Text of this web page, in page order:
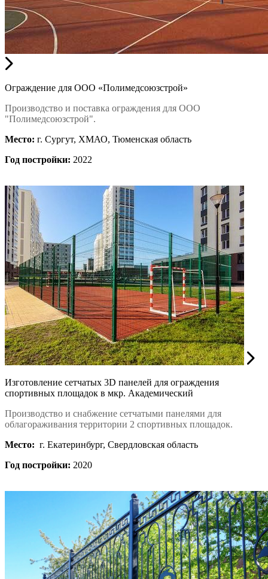
Ограждение для ООО «Полимедсоюзстрой»
Производство и поставка ограждения для ООО
"Полимедсоюзстрой".
Место: г. Сургут, ХМАО, Тюменская область
Год постройки: 2022
Изготовление сетчатых 3D панелей для ограждения
спортивных площадок в мкр. Академический
Производство и снабжение сетчатыми панелями для
облагораживания территории 2 спортивных площадок.
Место: г. Екатеринбург, Свердловская область
Год постройки: 2020